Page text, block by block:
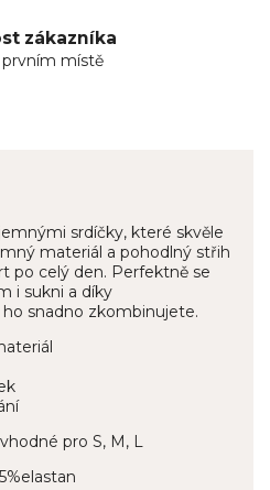
zákazníka
prvním místě
srdíčky, které skvěle
materiál a pohodlný střih
po celý den. Perfektně se
i sukni a díky
snadno zkombinujete.
pro S, M, L